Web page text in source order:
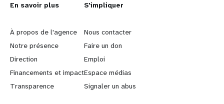
L
e
a
r
n
En savoir plus
À propos de l'agence
Notre présence
Direction
Financements et impact
Transparence
G
o
b
e
y
S'impliquer
Nous contacter
Faire un don
Emploi
Espace médias
Signaler un abus